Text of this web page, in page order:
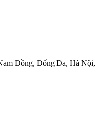
Đồng, Đống Đa, Hà Nội,